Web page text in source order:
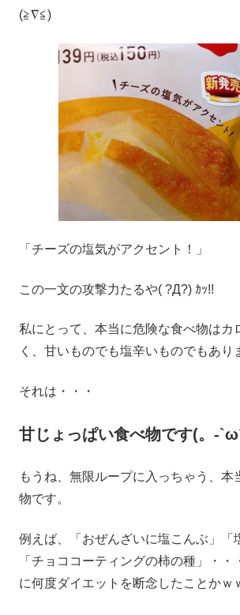
(≧∇≦)
「チーズの塩気がアクセント！」
この一文の攻撃力たるや( ?Д?) ｶｯ!!
私にとって、本当に危険な食べ物はカ
く、甘いものでも塩辛いものでもあり
それは・・・
甘じょっぱい食べ物です(。-
もうね、無限ループに入っちゃう、本
物です。
例えば、「おぜんざいに塩こんぶ」「
「チョココーティングの柿の種」・
に何度ダイエットを断念したことかｗ